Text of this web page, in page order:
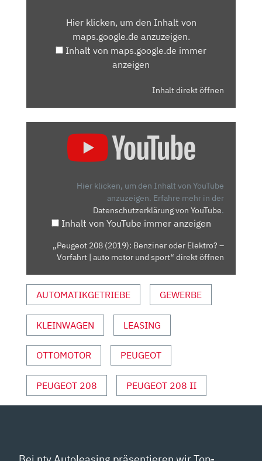
MAPS.GOOGLE.DEHier klicken, um den Inhalt von
maps.google.de anzuzeigen.
Inhalt von maps.google.de immer
anzeigen
Inhalt direkt öffnen
VORFAHRT
UND
SPORT“
YOUTUBE
ANZEIGEN
Hier klicken, um den Inhalt von YouTube
anzuzeigen. Erfahre mehr in der
Datenschutzerklärung von YouTube.
Inhalt von YouTube immer anzeigen
„Peugeot 208 (2019): Benziner oder Elektro? –
Vorfahrt | auto motor und sport“ direkt öffnen
AUTOMATIKGETRIEBE GEWERBE
KLEINWAGEN LEASING
OTTOMOTOR PEUGEOT
PEUGEOT 208 PEUGEOT 208 II